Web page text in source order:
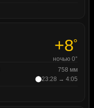
+8°
ночью 0°
758 мм
23:28 → 4:05